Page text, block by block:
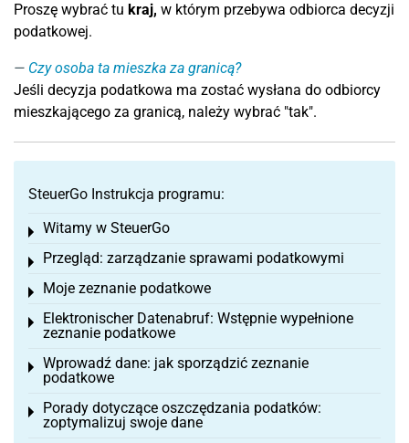
Proszę wybrać tu kraj, w którym przebywa odbiorca decyzji
podatkowej.
Czy osoba ta mieszka za granicą?
Jeśli decyzja podatkowa ma zostać wysłana do odbiorcy
mieszkającego za granicą, należy wybrać "tak".
SteuerGo Instrukcja programu:
Witamy w SteuerGo
Toggle menu
Przegląd: zarządzanie sprawami podatkowymi
Toggle menu
Moje zeznanie podatkowe
Toggle menu
Elektronischer Datenabruf: Wstępnie wypełnione
zeznanie podatkowe
Toggle menu
Wprowadź dane: jak sporządzić zeznanie
podatkowe
Toggle menu
Porady dotyczące oszczędzania podatków:
zoptymalizuj swoje dane
Toggle menu